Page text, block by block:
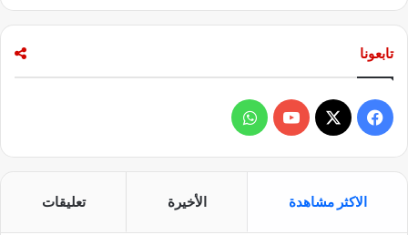
تابعونا
ي
X
Y
ا
الاكثر مشاهدة الأخيرة تعليقات